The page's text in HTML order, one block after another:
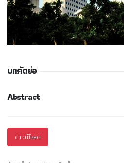
บทคัดย่อ
Abstract
ดาวน์โหลด